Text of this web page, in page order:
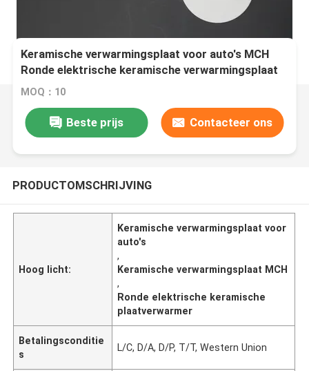
Keramische verwarmingsplaat voor auto's MCH
Ronde elektrische keramische verwarmingsplaat
MOQ：10
Beste prijs Contacteer ons
PRODUCTOMSCHRIJVING
Hoog licht:
Keramische verwarmingsplaat voor
auto's
,
Keramische verwarmingsplaat MCH
,
Ronde elektrische keramische
plaatverwarmer
Betalingsconditie
s
L/C, D/A, D/P, T/T, Western Union